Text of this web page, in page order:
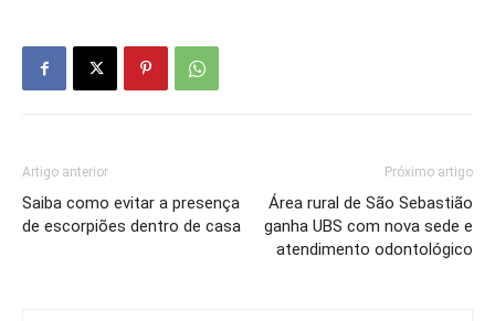
Artigo anterior
Saiba como evitar a presença
de escorpiões dentro de casa
Próximo artigo
Área rural de São Sebastião
ganha UBS com nova sede e
atendimento odontológico